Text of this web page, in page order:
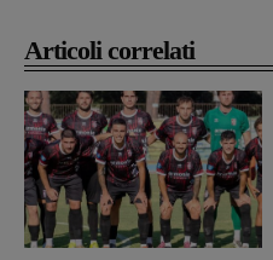
Articoli correlati